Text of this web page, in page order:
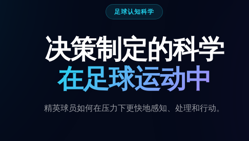
足球认知科学
决策制定的科学
在足球运动中
精英球员如何在压力下更快地感知、处理和行动。